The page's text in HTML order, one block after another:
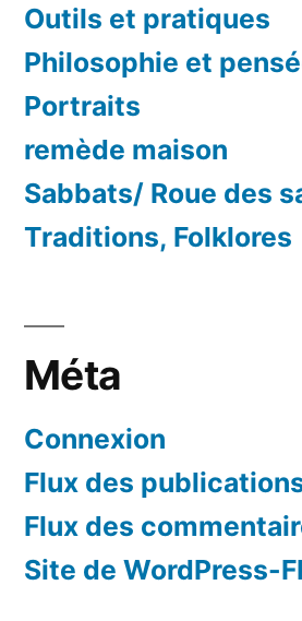
Outils et pratiques
Philosophie et
Portraits
remède maison
Sabbats/ Roue des
Traditions, Folklores
Méta
Connexion
Flux des
Flux des
Site de WordPress-